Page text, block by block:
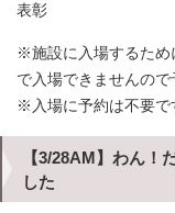
表彰
※施設に入場するため
で入場できませんので
※入場に予約は不要で
【3/28AM】わん
した